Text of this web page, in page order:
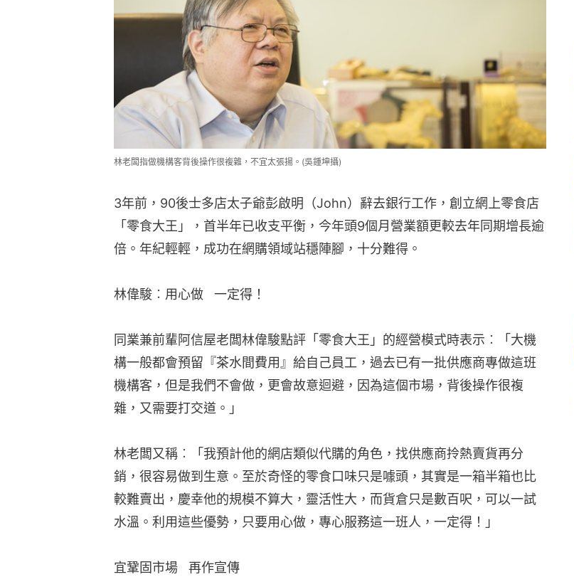
林老闆指做機構客背後操作很複雜，不宜太張揚。(吳鍾坤攝)
3年前，90後士多店太子爺彭啟明（John）辭去銀行工作，創立網上零食店
「零食大王」，首半年已收支平衡，今年頭9個月營業額更較去年同期增長逾
倍。年紀輕輕，成功在網購領域站穩陣腳，十分難得。
林偉駿︰用心做   一定得！
同業兼前輩阿信屋老闆林偉駿點評「零食大王」的經營模式時表示︰「大機
構一般都會預留『茶水間費用』給自己員工，過去已有一批供應商專做這班
機構客，但是我們不會做，更會故意迴避，因為這個市場，背後操作很複
雜，又需要打交道。」
林老闆又稱︰「我預計他的網店類似代購的角色，找供應商拎熱賣貨再分
銷，很容易做到生意。至於奇怪的零食口味只是噱頭，其實是一箱半箱也比
較難賣出，慶幸他的規模不算大，靈活性大，而貨倉只是數百呎，可以一試
水溫。利用這些優勢，只要用心做，專心服務這一班人，一定得！」
宜鞏固市場   再作宣傳